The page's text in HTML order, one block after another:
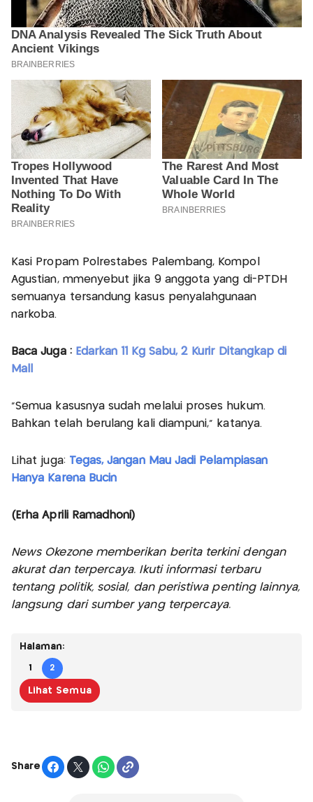
Kasi Propam Polrestabes Palembang, Kompol
Agustian, mmenyebut jika 9 anggota yang di-PTDH
semuanya tersandung kasus penyalahgunaan
narkoba.
Baca Juga : Edarkan 11 Kg Sabu, 2 Kurir Ditangkap di
Mall
"Semua kasusnya sudah melalui proses hukum.
Bahkan telah berulang kali diampuni," katanya.
Lihat juga: Tegas, Jangan Mau Jadi Pelampiasan
Hanya Karena Bucin
(Erha Aprili Ramadhoni)
News Okezone memberikan berita terkini dengan
akurat dan terpercaya. Ikuti informasi terbaru
tentang politik, sosial, dan peristiwa penting lainnya,
langsung dari sumber yang terpercaya.
Halaman:
1 2
Lihat Semua
Share